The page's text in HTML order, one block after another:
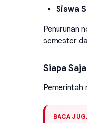
Siswa
Penurunan
semester
Siapa
Pemerintah
BACA